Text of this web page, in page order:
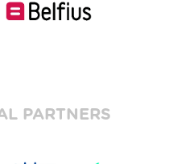
PARTNERS